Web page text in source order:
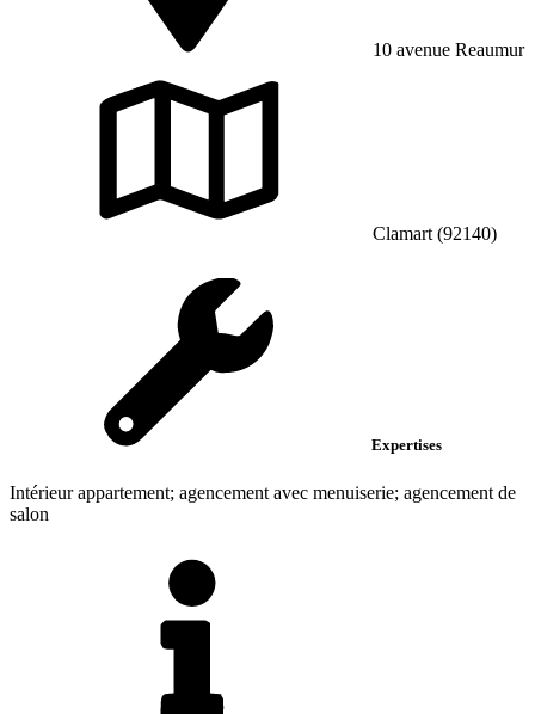
10 avenue Reaumur
Clamart (92140)
Expertises
Intérieur appartement; agencement avec menuiserie; agencement de
salon